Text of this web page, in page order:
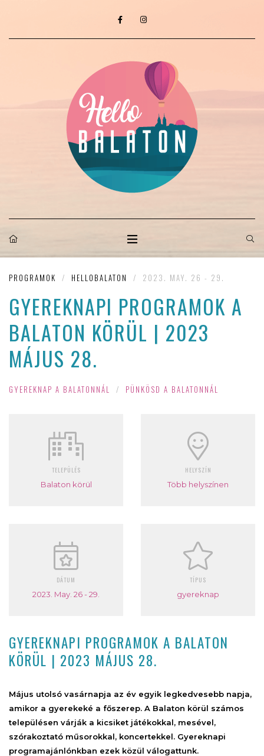
PROGRAMOK / HELLOBALATON / 2023. MAY. 26 - 29.
GYEREKNAPI PROGRAMOK A
BALATON KÖRÜL | 2023
MÁJUS 28.
GYEREKNAP A BALATONNÁL / PÜNKÖSD A BALATONNÁL
TELEPÜLÉS
Balaton körül
HELYSZÍN
Több helyszínen
DÁTUM
2023. May. 26 - 29.
TÍPUS
gyereknap
GYEREKNAPI PROGRAMOK A BALATON
KÖRÜL | 2023 MÁJUS 28.
Május utolsó vasárnapja az év egyik legkedvesebb napja,
amikor a gyerekeké a főszerep. A Balaton körül számos
településen várják a kicsiket játékokkal, mesével,
szórakoztató műsorokkal, koncertekkel. Gyereknapi
programajánlónkban ezek közül válogattunk.